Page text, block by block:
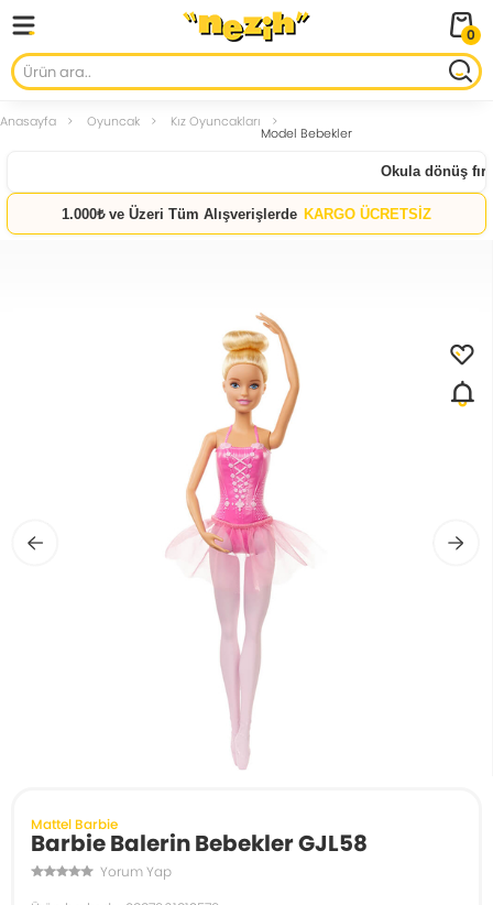
0
Anasayfa Oyuncak Kız Oyuncakları
Model Bebekler
Okula dönüş
1.000₺ ve Üzeri Tüm Alışverişlerde KARGO ÜCRETSİZ
Mattel Barbie
Barbie Balerin Bebekler GJL58
Yorum Yap